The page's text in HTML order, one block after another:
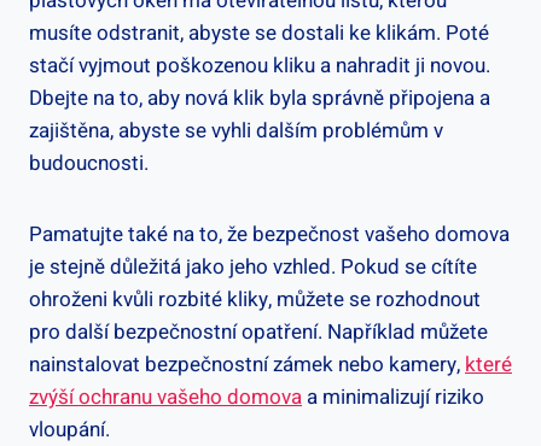
musíte odstranit, abyste se dostali⁣ ke klikám. Poté
stačí vyjmout poškozenou kliku a nahradit ji novou.
Dbejte na to, aby nová klik byla správně připojena a
zajištěna, abyste se vyhli dalším‍ problémům v
budoucnosti.
Pamatujte ⁣také na to, že bezpečnost vašeho domova
je stejně důležitá jako jeho vzhled. Pokud se‍ cítíte
ohroženi kvůli rozbité kliky,​ můžete se rozhodnout
pro další bezpečnostní opatření. Například můžete
nainstalovat bezpečnostní zámek nebo kamery, které
zvýší ochranu vašeho domova a minimalizují riziko
vloupání.